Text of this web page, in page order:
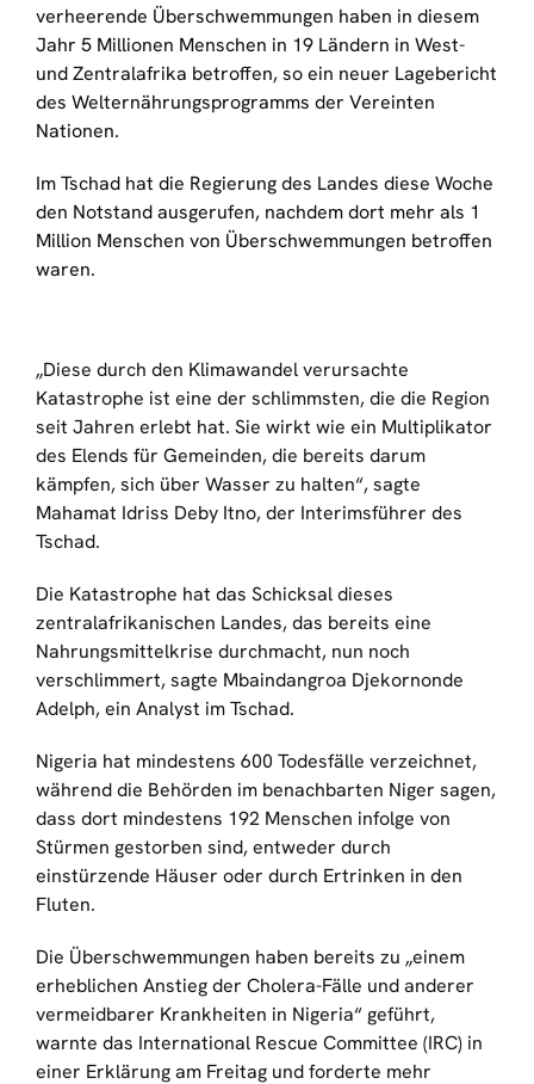
verheerende Überschwemmungen haben in diesem
Jahr 5 Millionen Menschen in 19 Ländern in West-
und Zentralafrika betroffen, so ein neuer Lagebericht
des Welternährungsprogramms der Vereinten
Nationen.
Im Tschad hat die Regierung des Landes diese Woche
den Notstand ausgerufen, nachdem dort mehr als 1
Million Menschen von Überschwemmungen betroffen
waren.
„Diese durch den Klimawandel verursachte
Katastrophe ist eine der schlimmsten, die die Region
seit Jahren erlebt hat. Sie wirkt wie ein Multiplikator
des Elends für Gemeinden, die bereits darum
kämpfen, sich über Wasser zu halten“, sagte
Mahamat Idriss Deby Itno, der Interimsführer des
Tschad.
Die Katastrophe hat das Schicksal dieses
zentralafrikanischen Landes, das bereits eine
Nahrungsmittelkrise durchmacht, nun noch
verschlimmert, sagte Mbaindangroa Djekornonde
Adelph, ein Analyst im Tschad.
Nigeria hat mindestens 600 Todesfälle verzeichnet,
während die Behörden im benachbarten Niger sagen,
dass dort mindestens 192 Menschen infolge von
Stürmen gestorben sind, entweder durch
einstürzende Häuser oder durch Ertrinken in den
Fluten.
Die Überschwemmungen haben bereits zu „einem
erheblichen Anstieg der Cholera-Fälle und anderer
vermeidbarer Krankheiten in Nigeria“ geführt,
warnte das International Rescue Committee (IRC) in
einer Erklärung am Freitag und forderte mehr